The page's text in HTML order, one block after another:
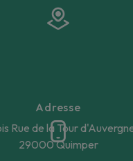
Adresse
Rue de la Tour
29000 Quimper